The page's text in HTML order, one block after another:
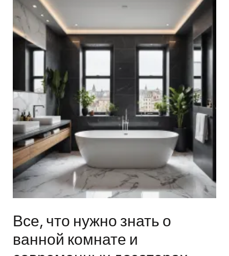
Все, что нужно знать о
ванной комнате и